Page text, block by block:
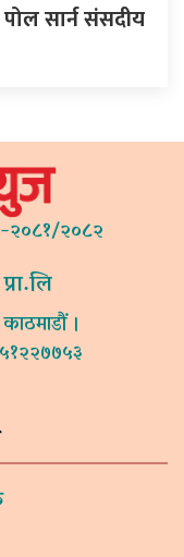
पोल सार्न संसदीय
२०८१/२०८२
।